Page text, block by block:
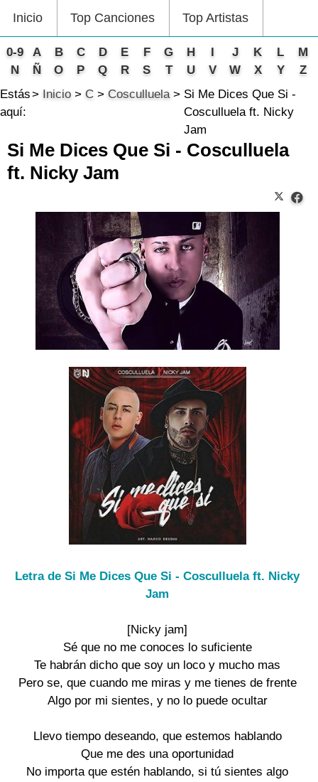
Inicio Top Canciones Top Artistas
0-9 A B C D E F G H I J K L
M
N
Ñ O P Q R S T U V W X Y
Z
Estás
aquí:
Inicio C Cosculluela
Si Me Dices Que Si -
Cosculluela ft. Nicky
Jam
Si Me Dices Que Si - Cosculluela
ft. Nicky Jam
Letra de Si Me Dices Que Si - Cosculluela ft. Nicky
Jam
[Nicky jam]
Sé que no me conoces lo suficiente
Te habrán dicho que soy un loco y mucho mas
Pero se, que cuando me miras y me tienes de frente
Algo por mi sientes, y no lo puede ocultar
Llevo tiempo deseando, que estemos hablando
Que me des una oportunidad
No importa que estén hablando, si tú sientes algo